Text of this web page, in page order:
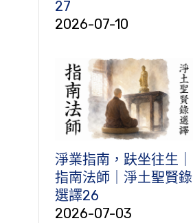
27
2026-07-10
淨業指南，趺坐往生｜
指南法師｜淨土聖賢錄
選譯26
2026-07-03